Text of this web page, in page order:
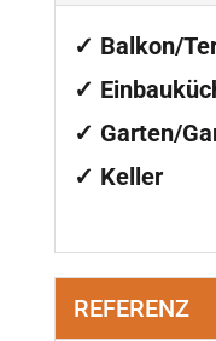
✓ Balkon/
✓
✓ Garten/
✓ Keller
REFERENZ